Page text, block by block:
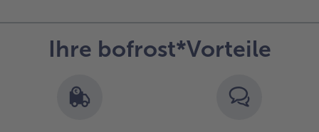
Ihre bofrost*Vorteile